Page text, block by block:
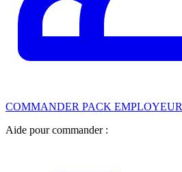
COMMANDER PACK EMPLOYEUR
Aide pour commander :